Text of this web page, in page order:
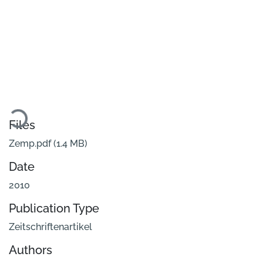
Files
Zemp.pdf(1.4 MB)
Date
2010
Publication Type
Zeitschriftenartikel
Authors